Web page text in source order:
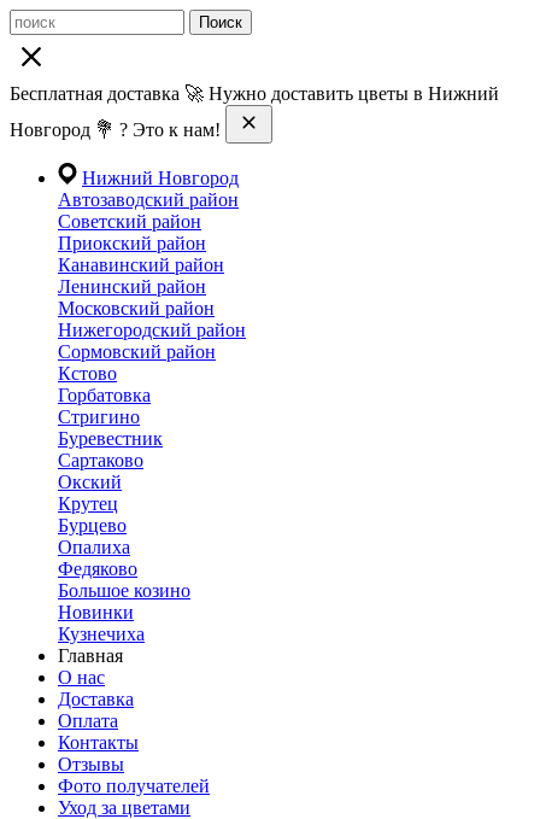
Поиск
Бесплатная доставка 🚀 Нужно доставить цветы в Нижний
Новгород 💐 ? Это к нам!
Нижний Новгород
Автозаводский район
Советский район
Приокский район
Канавинский район
Ленинский район
Московский район
Нижегородский район
Сормовский район
Кстово
Горбатовка
Стригино
Буревестник
Сартаково
Окский
Крутец
Бурцево
Опалиха
Федяково
Большое козино
Новинки
Кузнечиха
Главная
О нас
Доставка
Оплата
Контакты
Отзывы
Фото получателей
Уход за цветами